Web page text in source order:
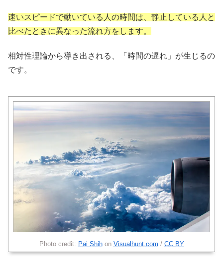
速いスピードで動いている人の時間は、静止している人と
比べたときに異なった流れ方をします。
相対性理論から導き出される、「時間の遅れ」が生じるの
です。
Photo credit: Pai Shihon Visualhunt.com / CC BY